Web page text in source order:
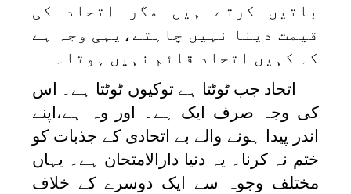
باتیں کرتے ہیں مگر اتحاد کی
قیمت دینا نہیں چاہتے،یہی وجہ ہے
کہ کہیں اتحاد قائم نہیں ہوتا۔
اتحاد جب ٹوٹتا ہے توکیوں ٹوٹتا ہے۔ اس
کی وجہ صرف ایک ہے۔ اور وہ ہے،اپنے
اندر پیدا ہونے والے بے اتحادی کے جذبات کو
ختم نہ کرنا۔ یہ دنیا دارالامتحان ہے۔ یہاں
مختلف وجوہ سے ایک دوسرے کے خلاف